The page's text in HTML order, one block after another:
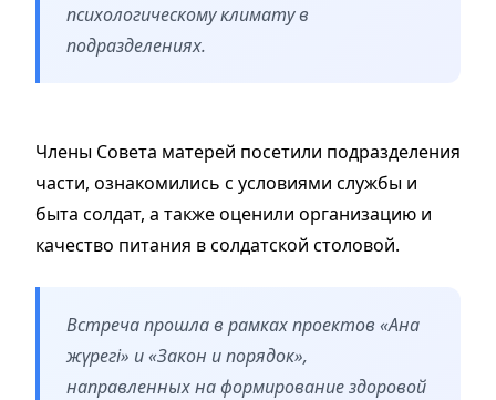
психологическому климату в
подразделениях.
Члены Совета матерей посетили подразделения
части, ознакомились с условиями службы и
быта солдат, а также оценили организацию и
качество питания в солдатской столовой.
Встреча прошла в рамках проектов «Ана
жүрегі» и «Закон и порядок»,
направленных на формирование здоровой